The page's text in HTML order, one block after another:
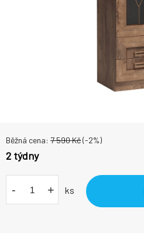
Běžná cena: 7 590Kč(-2%)
2 týdny
- + ks